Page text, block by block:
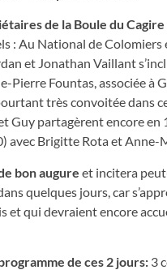
de la Boule du
: Au National de
et Jonathan Vaillant
Pierre Fountas, associée à
très convoitée dans
Guy partagèrent encore en
avec Brigitte Rota et
bon augure et incitera
quelques jours, car
et qui devraient encore
de ces 2 jours: 3